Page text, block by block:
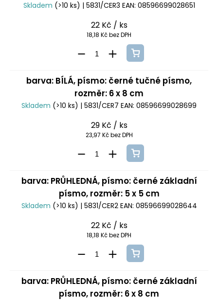
Skladem (>10 ks) | 5831/CER3 EAN: 08596699028651
22 Kč / ks
18,18 Kč bez DPH
barva: BÍLÁ, písmo: černé tučné písmo,
rozměr: 6 x 8 cm
Skladem (>10 ks) | 5831/CER7 EAN: 08596699028699
29 Kč / ks
23,97 Kč bez DPH
barva: PRŮHLEDNÁ, písmo: černé základní
písmo, rozměr: 5 x 5 cm
Skladem (>10 ks) | 5831/CER2 EAN: 08596699028644
22 Kč / ks
18,18 Kč bez DPH
barva: PRŮHLEDNÁ, písmo: černé základní
písmo, rozměr: 6 x 8 cm